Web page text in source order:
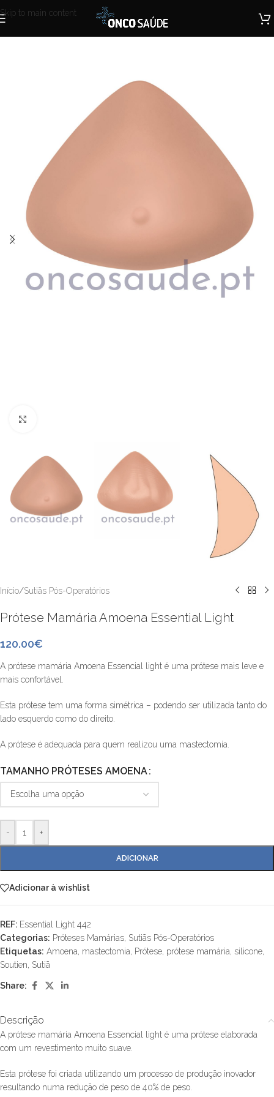
Skip to main content
Início/Sutiãs Pós-Operatórios
Prótese Mamária Amoena Essential Light
120.00€
A prótese mamária Amoena Essencial light é uma prótese mais leve e
mais confortável.
Esta prótese tem uma forma simétrica – podendo ser utilizada tanto do
lado esquerdo como do direito.
A prótese é adequada para quem realizou uma mastectomia.
TAMANHO PRÓTESES AMOENA
- +
ADICIONAR
Adicionar à wishlist
REF: Essential Light 442
Categorias: Próteses Mamárias Sutiãs Pós-Operatórios
Etiquetas: Amoena mastectomia Prótese prótese mamária silicone
Soutien Sutiã
Share:
Descrição
A prótese mamária Amoena Essencial light é uma prótese elaborada
com um revestimento muito suave.
Esta prótese foi criada utilizando um processo de produção inovador
resultando numa redução de peso de 40% de peso.